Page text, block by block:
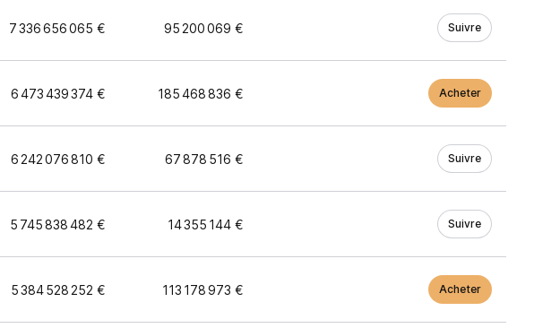
7 336 656 065 € 95 200 069 € Suivre
6 473 439 374 € 185 468 836 € Acheter
6 242 076 810 € 67 878 516 € Suivre
5 745 838 482 € 14 355 144 € Suivre
5 384 528 252 € 113 178 973 € Acheter